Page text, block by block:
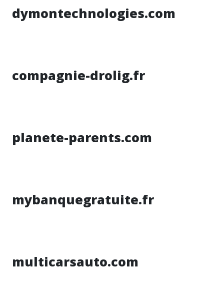
dymontechnologies.com
compagnie-drolig.fr
planete-parents.com
mybanquegratuite.fr
multicarsauto.com